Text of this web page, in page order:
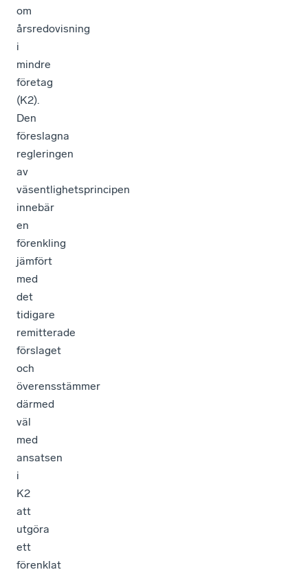
om
årsredovisning
i
mindre
företag
(K2).
Den
föreslagna
regleringen
av
väsentlighetsprincipen
innebär
en
förenkling
jämfört
med
det
tidigare
remitterade
förslaget
och
överensstämmer
därmed
väl
med
ansatsen
i
K2
att
utgöra
ett
förenklat